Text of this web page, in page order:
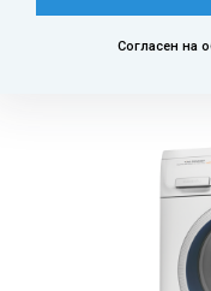
Согласен на